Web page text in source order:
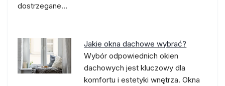
dostrzegane…
Jakie okna dachowe wybrać?
Wybór odpowiednich okien
dachowych jest kluczowy dla
komfortu i estetyki wnętrza. Okna